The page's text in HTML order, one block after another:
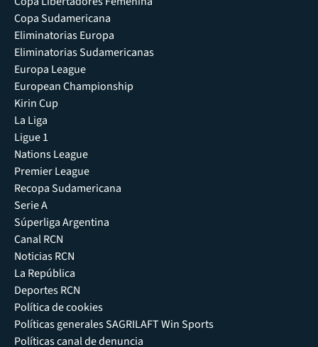
Copa Sudamericana
Eliminatorias Europa
Eliminatorias Sudamericanas
Europa League
European Championship
Kirin Cup
La Liga
Ligue 1
Nations League
Premier League
Recopa Sudamericana
Serie A
Súperliga Argentina
Canal RCN
Noticias RCN
La República
Deportes RCN
Política de cookies
Políticas generales SAGRILAFT Win Sports
Políticas canal de denuncia